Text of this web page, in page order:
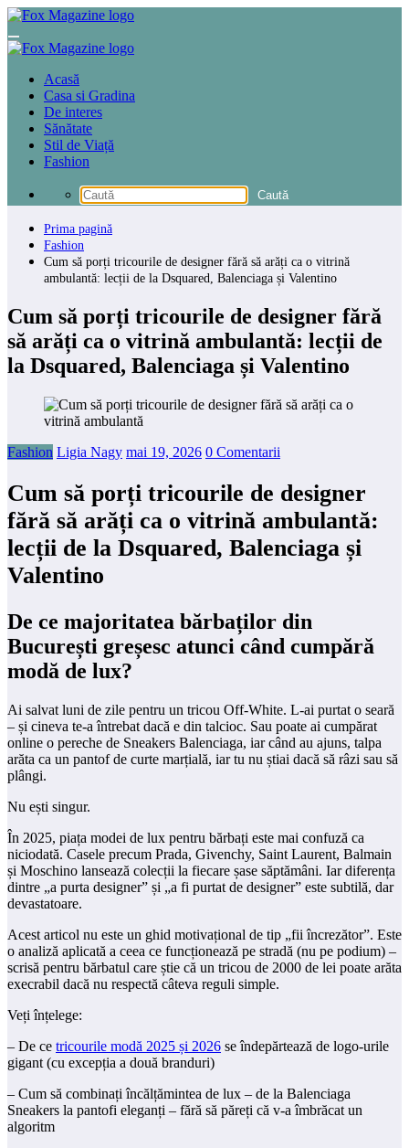
Sari
conținut
Acasă
Casa si Gradina
De interes
Sănătate
Stil de Viață
Fashion
Prima pagină
Fashion
Cum să porți tricourile de designer fără să arăți ca o vitrină
ambulantă: lecții de la Dsquared, Balenciaga și Valentino
Cum să porți tricourile de designer fără
să arăți ca o vitrină ambulantă: lecții de
la Dsquared, Balenciaga și Valentino
Fashion Ligia Nagy mai 19, 2026 0 Comentarii
Cum să porți tricourile de designer
fără să arăți ca o vitrină ambulantă:
lecții de la Dsquared, Balenciaga și
Valentino
De ce majoritatea bărbaților din
București greșesc atunci când cumpără
modă de lux?
Ai salvat luni de zile pentru un tricou Off-White. L-ai purtat o seară
– și cineva te-a întrebat dacă e din talcioc. Sau poate ai cumpărat
online o pereche de Sneakers Balenciaga, iar când au ajuns, talpa
arăta ca un pantof de curte marțială, iar tu nu știai dacă să râzi sau să
plângi.
Nu ești singur.
În 2025, piața modei de lux pentru bărbați este mai confuză ca
niciodată. Casele precum Prada, Givenchy, Saint Laurent, Balmain
și Moschino lansează colecții la fiecare șase săptămâni. Iar diferența
dintre „a purta designer” și „a fi purtat de designer” este subtilă, dar
devastatoare.
Acest articol nu este un ghid motivațional de tip „fii încrezător”. Este
o analiză aplicată a ceea ce funcționează pe stradă (nu pe podium) –
scrisă pentru bărbatul care știe că un tricou de 2000 de lei poate arăta
execrabil dacă nu respectă câteva reguli simple.
Veți înțelege:
– De ce tricourile modă 2025 și 2026 se îndepărtează de logo-urile
gigant (cu excepția a două branduri)
– Cum să combinați încălțămintea de lux – de la Balenciaga
Sneakers la pantofi eleganți – fără să păreți că v-a îmbrăcat un
algoritm